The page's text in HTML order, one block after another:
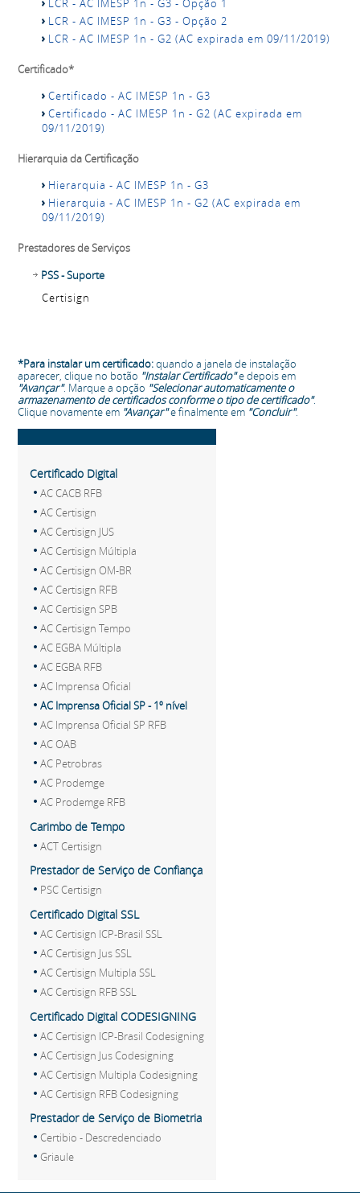
LCR - AC IMESP 1n - G3 - Opção 1
LCR - AC IMESP 1n - G3 - Opção 2
LCR - AC IMESP 1n - G2 (AC expirada em 09/11/2019)
Certificado*
Certificado - AC IMESP 1n - G3
Certificado - AC IMESP 1n - G2 (AC expirada em
09/11/2019)
Hierarquia da Certificação
Hierarquia - AC IMESP 1n - G3
Hierarquia - AC IMESP 1n - G2 (AC expirada em
09/11/2019)
Prestadores de Serviços
PSS - Suporte
Certisign
*Para instalar um certificado:quando a janela de instalação
aparecer, clique no botão "Instalar Certificado"e depois em
"Avançar". Marque a opção "Selecionar automaticamente o
armazenamento de certificados conforme o tipo de certificado".
Clique novamente em "Avançar"e finalmente em "Concluir".
Certificado Digital
AC CACB RFB
AC Certisign
AC Certisign JUS
AC Certisign Múltipla
AC Certisign OM-BR
AC Certisign RFB
AC Certisign SPB
AC Certisign Tempo
AC EGBA Múltipla
AC EGBA RFB
AC Imprensa Oficial
AC Imprensa Oficial SP - 1º nível
AC Imprensa Oficial SP RFB
AC OAB
AC Petrobras
AC Prodemge
AC Prodemge RFB
Carimbo de Tempo
ACT Certisign
Prestador de Serviço de Confiança
PSC Certisign
Certificado Digital SSL
AC Certisign ICP-Brasil SSL
AC Certisign Jus SSL
AC Certisign Multipla SSL
AC Certisign RFB SSL
Certificado Digital CODESIGNING
AC Certisign ICP-Brasil Codesigning
AC Certisign Jus Codesigning
AC Certisign Multipla Codesigning
AC Certisign RFB Codesigning
Prestador de Serviço de Biometria
Certibio - Descredenciado
Griaule